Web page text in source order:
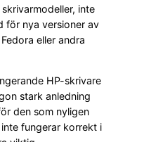
inte
för nya versioner av
eller andra
HP-skrivare
stark anledning
den som nyligen
fungerar korrekt i